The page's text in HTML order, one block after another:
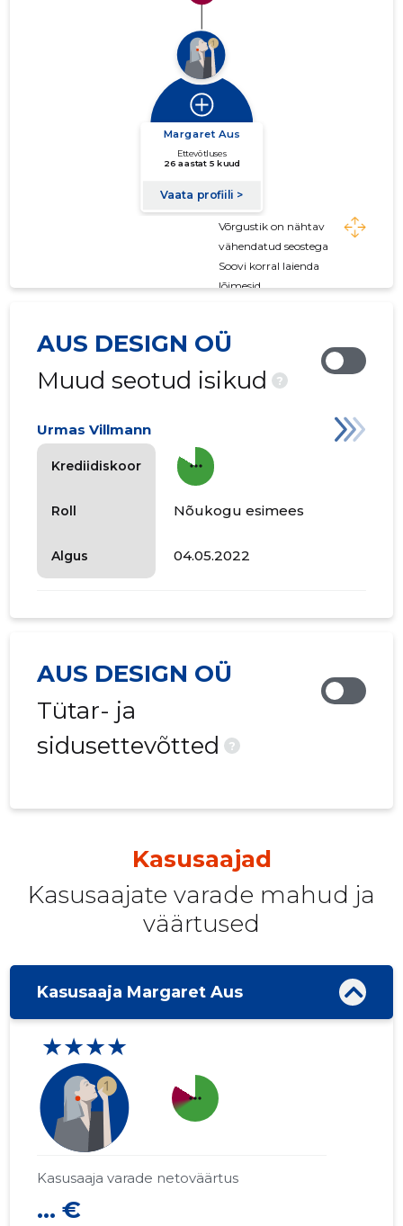
Võrgustik on nähtav
vähendatud seostega
Soovi korral laienda
lõimesid
AUS DESIGN OÜ
Muud seotud isikud
?
Krediidiskoor
Roll
Algus
Urmas Villmann
more_horiz
Nõukogu esimees
04.05.2022
AUS DESIGN OÜ
Tütar- ja
sidusettevõtted
?
Kasusaajad
Kasusaajate varade mahud ja
väärtused
Kasusaaja Margaret Aus
★★★★
more_horiz
Kasusaaja varade netoväärtus
... €